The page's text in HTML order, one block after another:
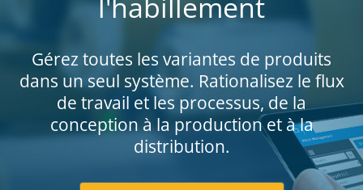
Gérez toutes les variantes de produits
dans un seul système. Rationalisez le flux
de travail et les processus, de la
conception à la production et à la
distribution.